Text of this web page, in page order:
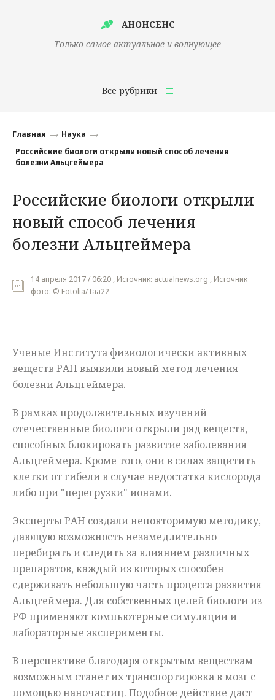
АНОНСЕНС
Только самое актуальное и волнующее
Все рубрики
Финансы
Наука
Культура
Общество
Мнения
Главная
Наука
Российские биологи открыли новый способ лечения
болезни Альцгеймера
Российские биологи открыли
новый способ лечения
болезни Альцгеймера
14 апреля 2017 / 06:20 , Источник: actualnews.org , Источник
фото: © Fotolia/ taa22
Ученые Института физиологически активных
веществ РАН выявили новый метод лечения
болезни Альцгеймера.
В рамках продолжительных изучений
отечественные биологи открыли ряд веществ,
способных блокировать развитие заболевания
Альцгеймера. Кроме того, они в силах защитить
клетки от гибели в случае недостатка кислорода
либо при "перегрузки" ионами.
Эксперты РАН создали неповторимую методику,
дающую возможность незамедлительно
перебирать и следить за влиянием различных
препаратов, каждый из которых способен
сдерживать небольшую часть процесса развития
Альцгеймера. Для собственных целей биологи из
РФ применяют компьютерные симуляции и
лабораторные эксперименты.
В перспективе благодаря открытым веществам
возможным станет их транспортировка в мозг с
помощью наночастиц. Подобное действие даст